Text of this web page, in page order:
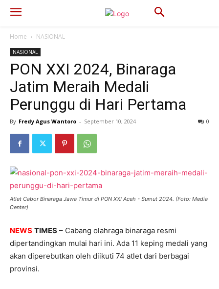
Home NASIONAL
NASIONAL
PON XXI 2024, Binaraga
Jatim Meraih Medali
Perunggu di Hari Pertama
By Fredy Agus Wantoro - September 10, 2024 0
Atlet Cabor Binaraga Jawa Timur di PON XXI Aceh - Sumut 2024. (Foto: Media
Center)
NEWS TIMES – Cabang olahraga binaraga resmi
dipertandingkan mulai hari ini. Ada 11 keping medali yang
akan diperebutkan oleh diikuti 74 atlet dari berbagai
provinsi.